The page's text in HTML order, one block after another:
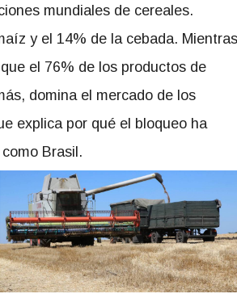
mundiales de cereales.
y el 14% de la cebada. Mientras
el 76% de los productos de
domina el mercado de los
explica por qué el bloqueo ha
Brasil.